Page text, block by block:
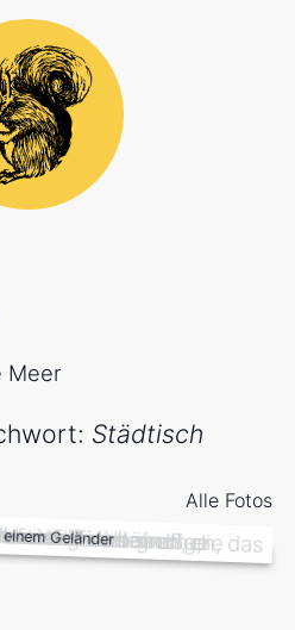
Städtisch
Alle Fotos
Geländer